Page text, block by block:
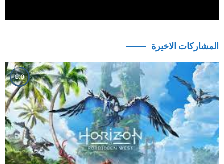
المشاركات الاخيرة
9.0